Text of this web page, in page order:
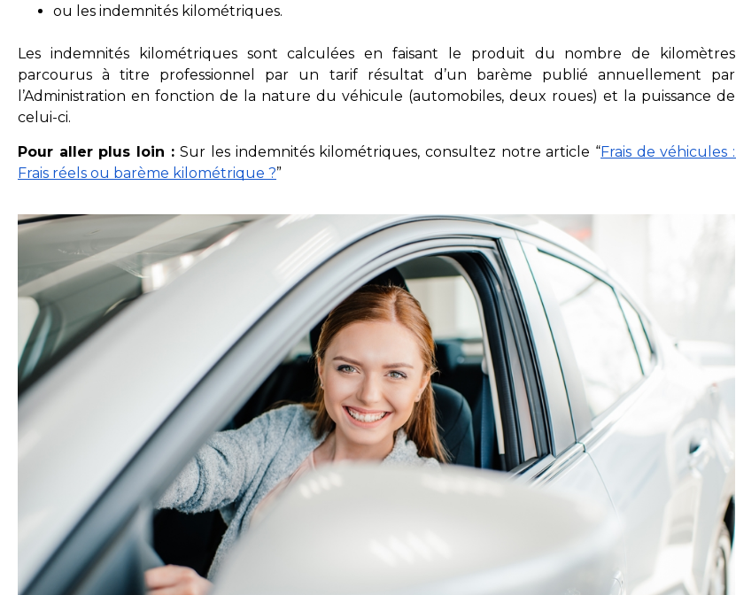
ou les indemnités kilométriques.
Les indemnités kilométriques sont calculées en faisant le produit du nombre de kilomètres
parcourus à titre professionnel par un tarif résultat d’un barème publié annuellement par
l’Administration en fonction de la nature du véhicule (automobiles, deux roues) et la puissance de
celui-ci.
Pour aller plus loin : Sur les indemnités kilométriques, consultez notre article “Frais de véhicules :
Frais réels ou barème kilométrique ?”